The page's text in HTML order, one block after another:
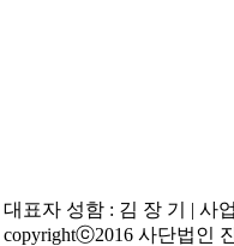
대표자 성함 : 김 장 기 | 사
copyrightⓒ2016 사단법인